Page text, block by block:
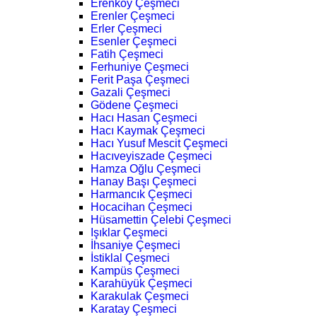
Erenköy Çeşmeci
Erenler Çeşmeci
Erler Çeşmeci
Esenler Çeşmeci
Fatih Çeşmeci
Ferhuniye Çeşmeci
Ferit Paşa Çeşmeci
Gazali Çeşmeci
Gödene Çeşmeci
Hacı Hasan Çeşmeci
Hacı Kaymak Çeşmeci
Hacı Yusuf Mescit Çeşmeci
Hacıveyiszade Çeşmeci
Hamza Oğlu Çeşmeci
Hanay Başı Çeşmeci
Harmancık Çeşmeci
Hocacihan Çeşmeci
Hüsamettin Çelebi Çeşmeci
Işıklar Çeşmeci
İhsaniye Çeşmeci
İstiklal Çeşmeci
Kampüs Çeşmeci
Karahüyük Çeşmeci
Karakulak Çeşmeci
Karatay Çeşmeci